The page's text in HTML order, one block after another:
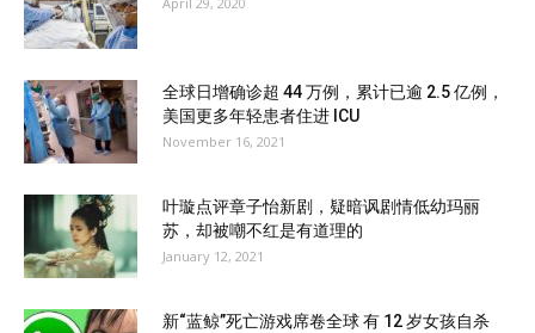
全球日增确诊超 44 万例，累计已逾 2.5 亿例，
美国更多年轻患者住进 ICU
November 16, 2021
叶璇点评章子怡新剧，疑暗讽剧情低幼玛丽
苏，却被嘲不红是有道理的
January 12, 2021
新“蓝鲸”死亡游戏席卷全球 有 12 岁女孩自杀